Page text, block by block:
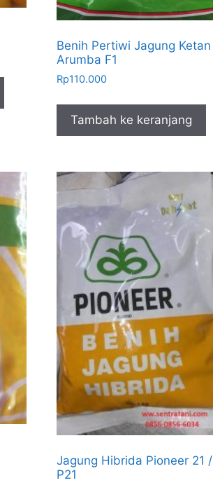
Benih Pertiwi Jagung Ketan
Arumba F1
Rp110.000
Tambah ke keranjang
Jagung Hibrida Pioneer 21 /
P21